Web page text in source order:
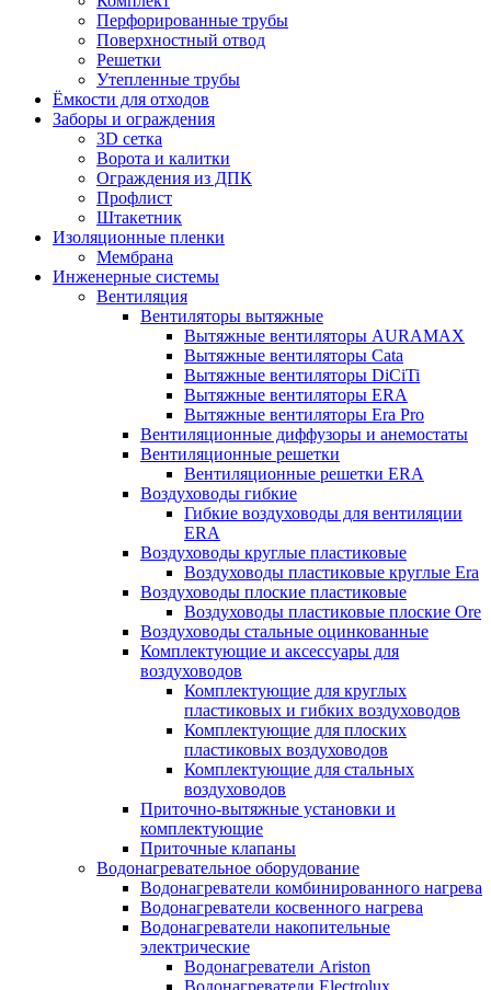
Перфорированные трубы
Поверхностный отвод
Решетки
Утепленные трубы
Ёмкости для отходов
Заборы и ограждения
3D сетка
Ворота и калитки
Ограждения из ДПК
Профлист
Штакетник
Изоляционные пленки
Мембрана
Инженерные системы
Вентиляция
Вентиляторы вытяжные
Вытяжные вентиляторы AURAMAX
Вытяжные вентиляторы Cata
Вытяжные вентиляторы DiCiTi
Вытяжные вентиляторы ERA
Вытяжные вентиляторы Era Pro
Вентиляционные диффузоры и анемостаты
Вентиляционные решетки
Вентиляционные решетки ERA
Воздуховоды гибкие
Гибкие воздуховоды для вентиляции
ERA
Воздуховоды круглые пластиковые
Воздуховоды пластиковые круглые Era
Воздуховоды плоские пластиковые
Воздуховоды пластиковые плоские Ore
Воздуховоды стальные оцинкованные
Комплектующие и аксессуары для
воздуховодов
Комплектующие для круглых
пластиковых и гибких воздуховодов
Комплектующие для плоских
пластиковых воздуховодов
Комплектующие для стальных
воздуховодов
Приточно-вытяжные установки и
комплектующие
Приточные клапаны
Водонагревательное оборудование
Водонагреватели комбинированного нагрева
Водонагреватели косвенного нагрева
Водонагреватели накопительные
электрические
Водонагреватели Ariston